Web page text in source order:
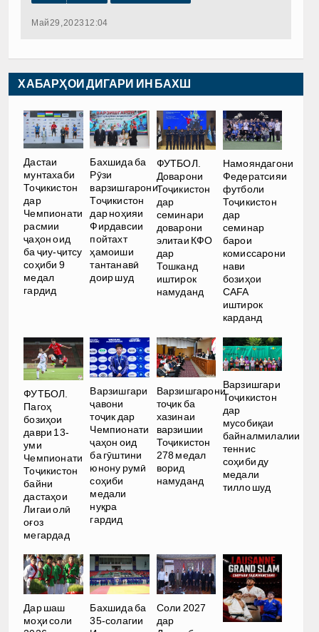
Май 29, 2023 12:04
ХАБАРҲОИ ДИГАРИ ИН БАХШ
Дастаи
мунтахаби
Тоҷикистон
дар
Чемпионати
расмии
ҷаҳон оид
ба ҷиу-ҷитсу
соҳиби 9
медал
гардид
Бахшида ба
Рӯзи
варзишгарони
Тоҷикистон
дар ноҳияи
Фирдавсии
пойтахт
ҳамоиши
тантанавӣ
доир шуд
ФУТБОЛ.
Доварони
Тоҷикистон
дар
семинари
доварони
элитаи КФО
дар
Тошканд
иштирок
намуданд
Намояндагони
Федератсияи
футболи
Тоҷикистон
дар
семинар
барои
комиссарони
нави
бозиҳои
CAFA
иштирок
карданд
ФУТБОЛ.
Пагоҳ
бозиҳои
даври 13-
уми
Чемпионати
Тоҷикистон
байни
дастаҳои
Лигаи олӣ
оғоз
мегардад
Варзишгари
ҷавони
тоҷик дар
Чемпионати
ҷаҳон оид
ба гӯштини
юнону румӣ
соҳиби
медали
нуқра
гардид
Варзишгарони
тоҷик ба
хазинаи
варзишии
Тоҷикистон
278 медал
ворид
намуданд
Варзишгари
Тоҷикистон
дар
мусобиқаи
байналмилалии
теннис
соҳиби ду
медали
тилло шуд
Дар шаш
моҳи соли
Бахшида ба
35-солагии
Соли 2027
дар